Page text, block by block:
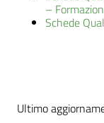
–
Schede
Ultimo